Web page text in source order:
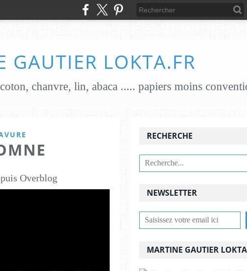
GAUTIER LOKTA.FR
Overblog
NEWSLETTER
RECHERCHE
MARTINE GAUTIER